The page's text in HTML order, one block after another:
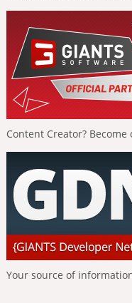
Content Creator?
Your source of